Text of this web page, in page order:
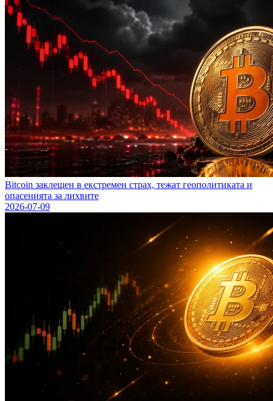
Bitcoin заклещен в екстремен страх, тежат геополитиката и
опасенията за лихвите
2026-07-09